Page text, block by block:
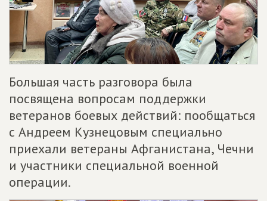
Большая часть разговора была
посвящена вопросам поддержки
ветеранов боевых действий: пообщаться
с Андреем Кузнецовым специально
приехали ветераны Афганистана, Чечни
и участники специальной военной
операции.